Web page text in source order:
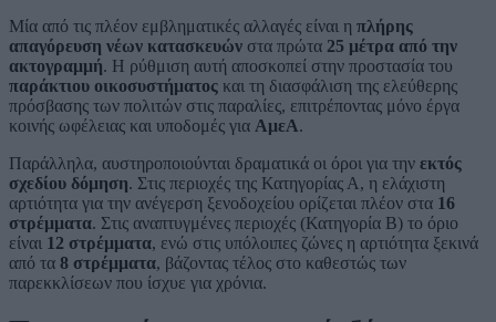
Μία από τις πλέον εμβληματικές αλλαγές είναι η πλήρης
απαγόρευση νέων κατασκευών στα πρώτα 25 μέτρα από την
ακτογραμμή. Η ρύθμιση αυτή αποσκοπεί στην προστασία του
παράκτιου οικοσυστήματος και τη διασφάλιση της ελεύθερης
πρόσβασης των πολιτών στις παραλίες, επιτρέποντας μόνο έργα
κοινής ωφέλειας και υποδομές για ΑμεΑ.
Παράλληλα, αυστηροποιούνται δραματικά οι όροι για την εκτός
σχεδίου δόμηση. Στις περιοχές της Κατηγορίας Α, η ελάχιστη
αρτιότητα για την ανέγερση ξενοδοχείου ορίζεται πλέον στα 16
στρέμματα. Στις αναπτυγμένες περιοχές (Κατηγορία Β) το όριο
είναι 12 στρέμματα, ενώ στις υπόλοιπες ζώνες η αρτιότητα ξεκινά
από τα 8 στρέμματα, βάζοντας τέλος στο καθεστώς των
παρεκκλίσεων που ίσχυε για χρόνια.